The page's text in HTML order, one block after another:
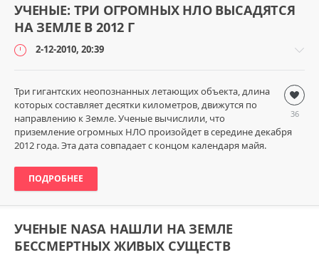
УЧЕНЫЕ: ТРИ ОГРОМНЫХ НЛО ВЫСАДЯТСЯ
НА ЗЕМЛЕ В 2012 Г
2-12-2010, 20:39
Наука
и
технологии
loginvovchyk
987
9
36
Три гигантских неопознанных летающих объекта, длина
которых составляет десятки километров, движутся по
направлению к Земле. Ученые вычислили, что
приземление огромных НЛО произойдет в середине декабря
2012 года. Эта дата совпадает с концом календаря майя.
ПОДРОБНЕЕ
УЧЕНЫЕ NASA НАШЛИ НА ЗЕМЛЕ
БЕССМЕРТНЫХ ЖИВЫХ СУЩЕСТВ